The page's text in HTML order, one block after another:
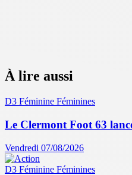
À lire aussi
D3 Féminine Féminines
Le Clermont Foot 63
Vendredi 07/08/2026
D3 Féminine Féminines